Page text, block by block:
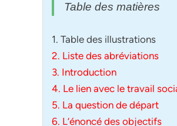
Table des matières
1. Table des illustrations
2. Liste des abréviations
3. Introduction
4. Le lien avec le travail
5. La question de départ
6. L’énoncé des objectifs